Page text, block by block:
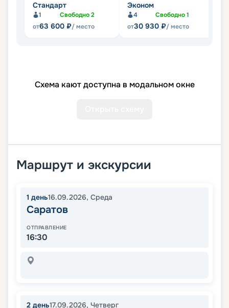
Стандарт
1 Свободно2
от63 600 ₽/ место
Эконом
4 Свободно1
от30 930 ₽/ место
Схема кают доступна в модальном окне
Маршрут и экскурсии
1 день16.09.2026, Среда
Саратов
ОТПРАВЛЕНИЕ
16:30
2 день17.09.2026, Четверг